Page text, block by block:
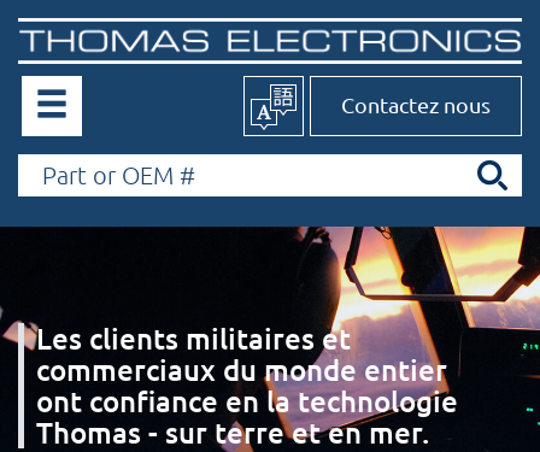
Contactez nous
Les clients militaires et
commerciaux du monde entier
ont confiance en la technologie
Thomas - sur terre et en mer.